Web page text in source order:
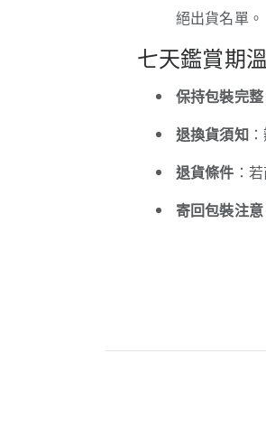
絕出貨名單。
七天鑑賞期
保持包裝完整
退換貨須知
退貨條件 ：
寄回包裝注意